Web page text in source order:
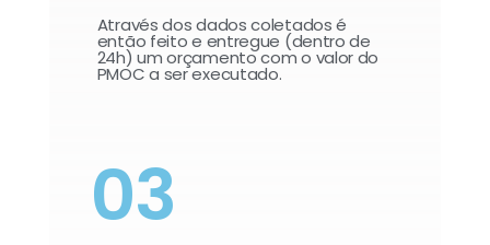
Através dos dados coletados é
então feito e entregue (dentro de
24h) um orçamento com o valor do
PMOC a ser executado.
03